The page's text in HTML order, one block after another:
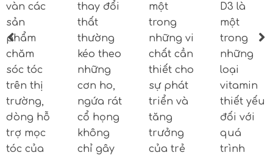
vàn các
sản
phẩm
chăm
sóc tóc
trên thị
trường,
dòng hỗ
trợ mọc
tóc của
thay đổi
thất
thường
kéo theo
những
cơn ho,
ngứa rát
cổ họng
không
chỉ gây
một
trong
những vi
chất cần
thiết cho
sự phát
triển và
tăng
trưởng
của trẻ
D3 là
một
trong
những
loại
vitamin
thiết yếu
đối với
quá
trình